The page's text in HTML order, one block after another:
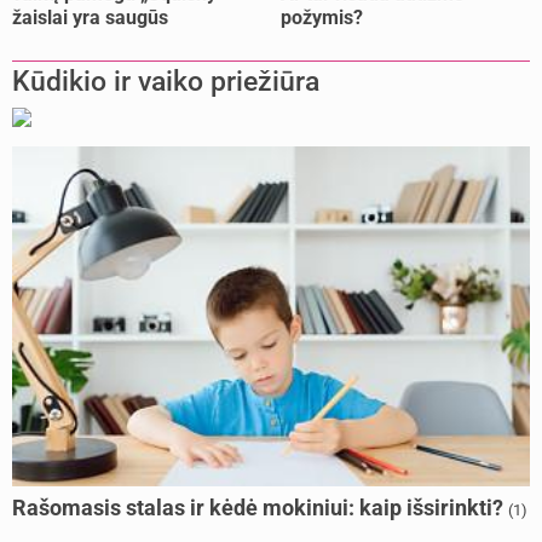
Nėštumo testai po OVITRELLE vartojimo
atnaujinta prieš 1 sav.
atnaujintaVanillaaa
Dviejų vaikų vienodi krikšto tėvai
atnaujinta Mamasvajoja prieš 1 sav.
Vaikų nerviniai tikai (+6)
atnaujinta Beladela prieš 1 sav.
Gimdymas Alytaus apskrities S. Kudirkos ligoninėje (+2)
atnaujintaDžiaugsmas ir nerimas prieš 1 sav.
Pasakis.lt - Šeimos skaitymo dienoraštis (3)
Pasakis.lt prieš 1 sav.
žaislai yra saugūs
požymis?
Kūdikio ir vaiko priežiūra
Rašomasis stalas ir kėdė mokiniui: kaip išsirinkti? (1)